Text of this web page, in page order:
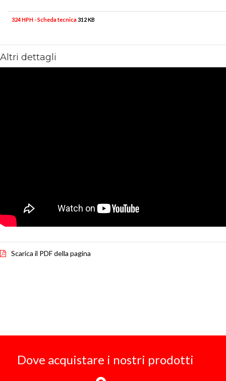
324 HPH - Scheda tecnica312 KB
Altri dettagli
Scarica il PDF della pagina
Dove acquistare i nostri prodotti